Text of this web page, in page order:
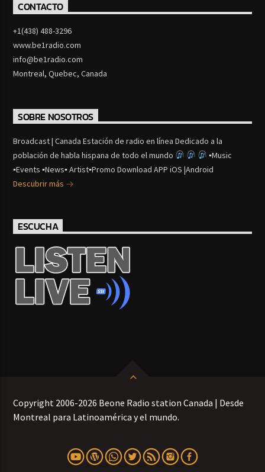
CONTACTO
+1(438) 488-3296
www.be1radio.com
info@be1radio.com
Montreal, Quebec, Canada
SOBRE NOSOTROS
Broadcast | Canada Estación de radio en línea Dedicado a la
población de habla hispana de todo el mundo
▪Music
▪Events ▪News▪ Artist▪Promo Download APP iOS |Android
Descubrir más
ESCUCHA
Copyright 2006-2026 Beone Radio station Canada | Desde
Montreal para Latinoamérica y el mundo.